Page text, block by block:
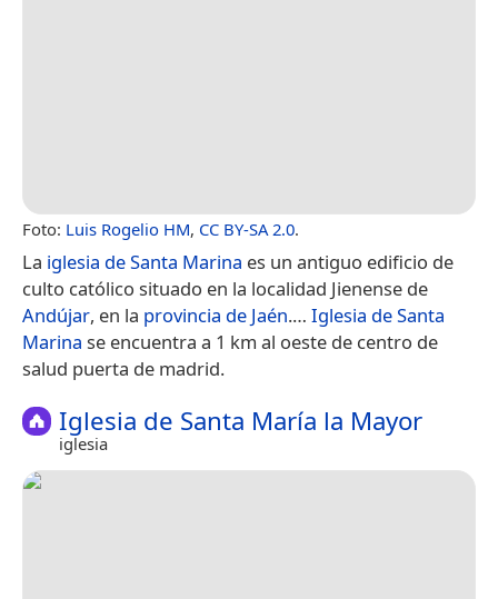
Foto: Luis Rogelio HM, CC BY-SA 2.0.
La iglesia de Santa Marina es un antiguo edificio de
culto católico situado en la localidad Jienense de
Andújar, en la provincia de Jaén.​… Iglesia de Santa
Marina se encuentra a 1 km al oeste de centro de
salud puerta de madrid.
Iglesia de Santa María la Mayor
iglesia